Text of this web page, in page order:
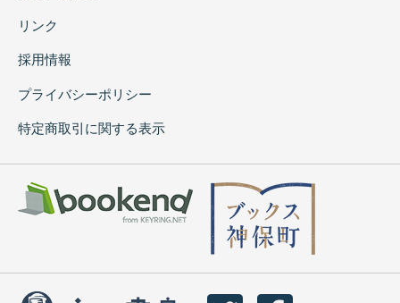
リンク
採用情報
プライバシーポリシー
特定商取引に関する表示